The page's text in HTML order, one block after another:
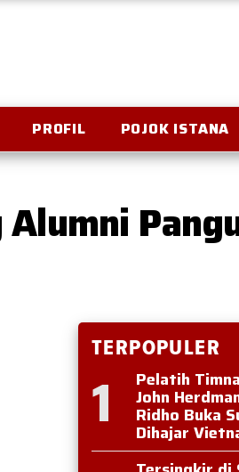
PROFIL POJOK ISTANA
TERPOPULER
1 Pelatih
John
Ridho Buka
Dihajar